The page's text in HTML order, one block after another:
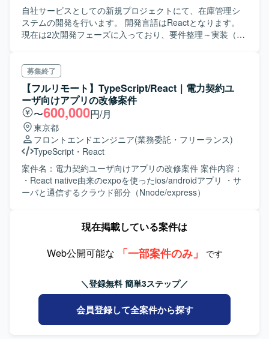
自社サービスとしての新規プロジェクトにて、在庫管理シ
ステムの開発を行います。 開発言語はReactとなります。
現在は2次開発フェーズに入っており、要件整理～実装（新
募集終了
【フルリモート】TypeScript/React｜電力契約ユ
ーザ向けアプリの改修案件
〜600,000円/月
東京都
フロントエンドエンジニア(業務委託・フリーランス)
TypeScript ・ React
案件名：電力契約ユーザ向けアプリの改修案件 案件内容：
・React native由来のexpoを使ったios/androidアプリ ・サ
ーバと通信するクラウド部分（Nnode/express）
現在掲載している案件は
Web公開可能な
「一部案件のみ」 です
＼登録無料 簡単3ステップ／
会員登録して全案件から探す